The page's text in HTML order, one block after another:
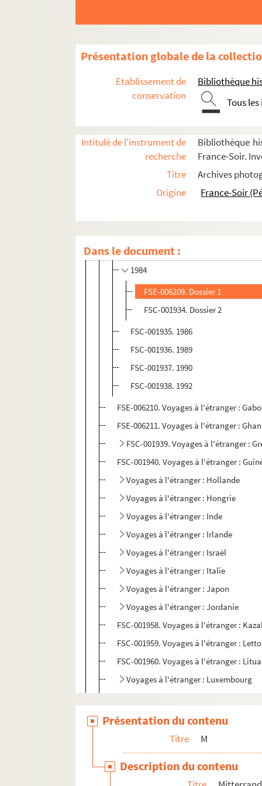
Présentation globale de la
Etablissement de
conservation
Bibliothèque
Tous
Intitulé de l'instrument de
recherche
Bibliothèque
France-Soir.
Titre
Archives
Origine
France-Soir
Dans le document :
Voyages à l'étranger : Côte d'Ivoire
FSE-006201. Voyages à l'étranger :
Voyages à l'étranger : Égypte
Voyages à l'étranger : Espagne
FSC-001933. Voyages à l'étranger :
Voyages à l'étranger : États-Unis
FSE-006207. 1981
FSE-006208. 1983
1984
FSE-006209. Dossier 1
FSC-001934. Dossier 2
FSC-001935. 1986
FSC-001936. 1989
FSC-001937. 1990
FSC-001938. 1992
FSE-006210. Voyages à l'étranger :
FSE-006211. Voyages à l'étranger :
FSC-001939. Voyages à l'étranger :
FSC-001940. Voyages à l'étranger :
Voyages à l'étranger : Hollande
Voyages à l'étranger : Hongrie
Voyages à l'étranger : Inde
Voyages à l'étranger : Irlande
Voyages à l'étranger : Israël
Voyages à l'étranger : Italie
Voyages à l'étranger : Japon
Voyages à l'étranger : Jordanie
FSC-001958. Voyages à l'étranger :
FSC-001959. Voyages à l'étranger :
FSC-001960. Voyages à l'étranger :
Voyages à l'étranger : Luxembourg
Voyages à l'étranger : Maroc
FSE-006227. Voyages à l'étranger :
FSE-006228. Voyages à l'étranger :
FSE-006229. Voyages à l'étranger :
Présentation du contenu
Titre M
Description du contenu